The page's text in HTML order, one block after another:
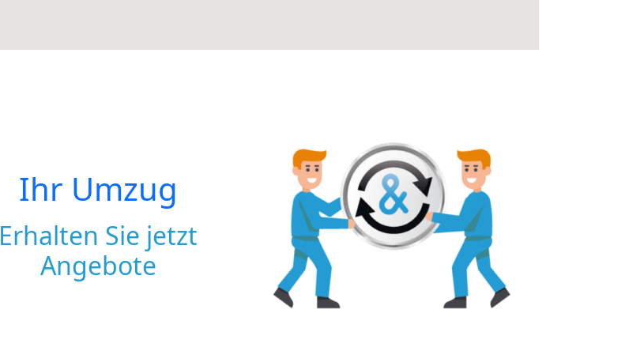
Ihr Umzug
Erhalten Sie jetzt
Angebote